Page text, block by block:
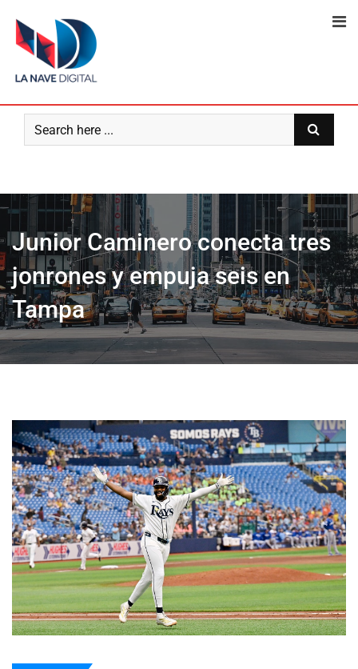
content
Junior Caminero conecta tres
jonrones y empuja seis en
Tampa